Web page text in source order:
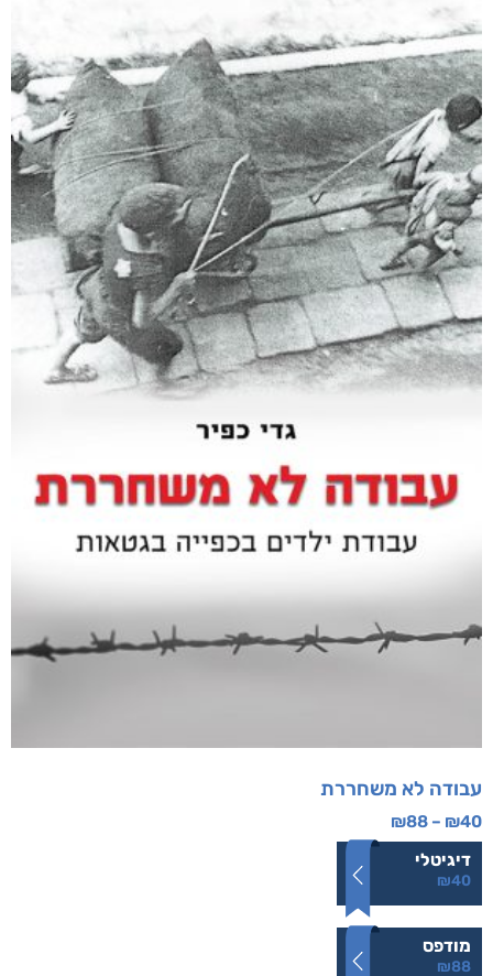
עבודה לא משחררת
₪40
–
₪88
דיגיטלי
₪40
מודפס
₪88